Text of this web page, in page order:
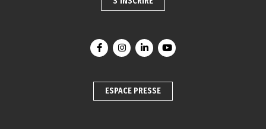
Lien vers le compte Facebook
Lien vers le compte Instagram
Lien vers le compte Linkedin
Lien vers la chaîne
ESPACE PRESSE